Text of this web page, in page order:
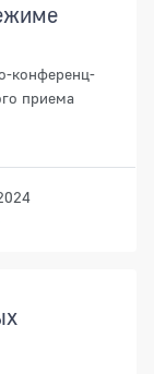
конференц-
приема